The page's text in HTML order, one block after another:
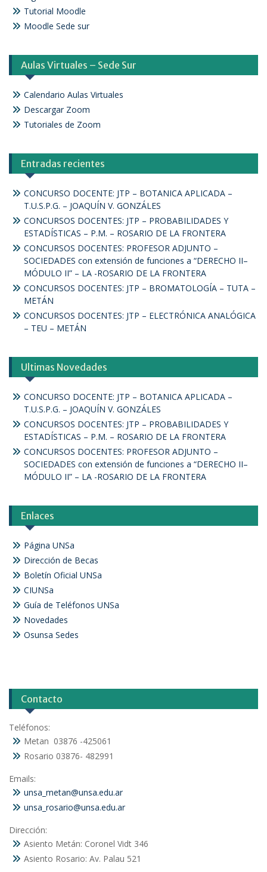
Tutorial Moodle
Moodle Sede sur
Aulas Virtuales – Sede Sur
Calendario Aulas Virtuales
Descargar Zoom
Tutoriales de Zoom
Entradas recientes
CONCURSO DOCENTE: JTP – BOTANICA APLICADA –
T.U.S.P.G. – JOAQUÍN V. GONZÁLES
CONCURSOS DOCENTES: JTP – PROBABILIDADES Y
ESTADÍSTICAS – P.M. – ROSARIO DE LA FRONTERA
CONCURSOS DOCENTES: PROFESOR ADJUNTO –
SOCIEDADES con extensión de funciones a “DERECHO II–
MÓDULO II” – LA -ROSARIO DE LA FRONTERA
CONCURSOS DOCENTES: JTP – BROMATOLOGÍA – TUTA –
METÁN
CONCURSOS DOCENTES: JTP – ELECTRÓNICA ANALÓGICA
– TEU – METÁN
Ultimas Novedades
CONCURSO DOCENTE: JTP – BOTANICA APLICADA –
T.U.S.P.G. – JOAQUÍN V. GONZÁLES
CONCURSOS DOCENTES: JTP – PROBABILIDADES Y
ESTADÍSTICAS – P.M. – ROSARIO DE LA FRONTERA
CONCURSOS DOCENTES: PROFESOR ADJUNTO –
SOCIEDADES con extensión de funciones a “DERECHO II–
MÓDULO II” – LA -ROSARIO DE LA FRONTERA
Enlaces
Página UNSa
Dirección de Becas
Boletín Oficial UNSa
CIUNSa
Guía de Teléfonos UNSa
Novedades
Osunsa Sedes
Contacto
Teléfonos:
Metan 03876 -425061
Rosario 03876- 482991
Emails:
unsa_metan@unsa.edu.ar
unsa_rosario@unsa.edu.ar
Dirección:
Asiento Metán: Coronel Vidt 346
Asiento Rosario: Av. Palau 521